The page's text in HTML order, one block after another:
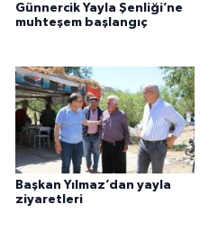
Günnercik Yayla Şenliği’ne
muhteşem başlangıç
Başkan Yılmaz’dan yayla
ziyaretleri